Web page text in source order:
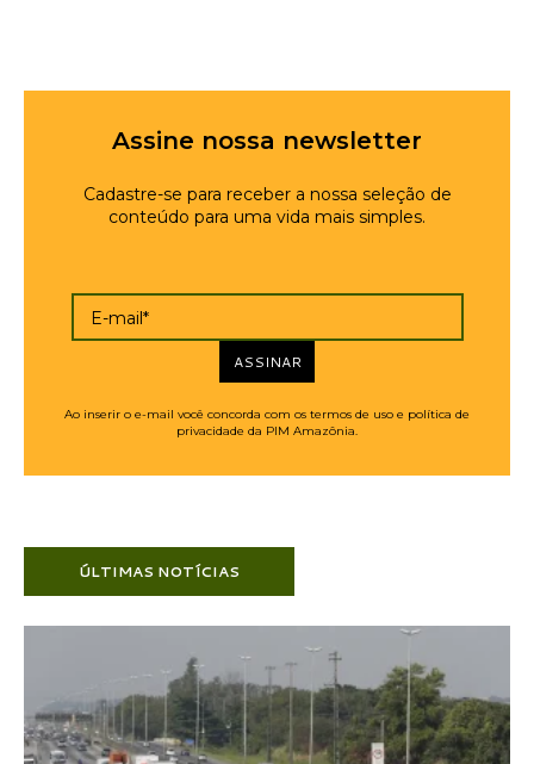
Assine nossa newsletter
Cadastre-se para receber a nossa seleção de
conteúdo para uma vida mais simples.
E-mail*
ASSINAR
Ao inserir o e-mail você concorda com os termos de uso e política de
privacidade da PIM Amazônia.
ÚLTIMAS NOTÍCIAS